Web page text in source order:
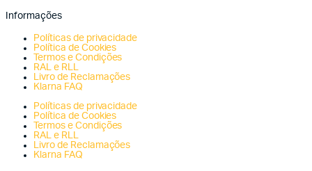
Informações
Políticas de privacidade
Política de Cookies
Termos e Condições
RAL e RLL
Livro de Reclamações
Klarna FAQ
Políticas de privacidade
Política de Cookies
Termos e Condições
RAL e RLL
Livro de Reclamações
Klarna FAQ